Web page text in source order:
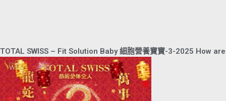
TOTAL SWISS – Fit Solution Baby 細胞營養寶寶-3-2025 How